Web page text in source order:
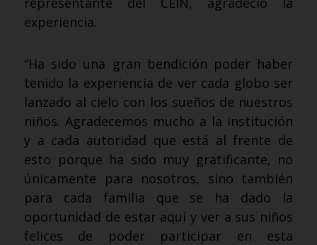
experiencia.
“Ha sido una gran bendición poder haber
tenido la experiencia de ver cada globo ser
lanzado al cielo con los sueños de nuestros
niños. Agradecemos mucho a la institución
y a cada autoridad que está al frente de
esto porque ha sido muy gratificante, no
únicamente para nosotros, sino también
para cada familia que se ha dado la
oportunidad de estar aquí y ver a sus niños
felices de poder participar en esta